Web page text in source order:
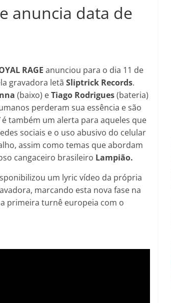
anuncia data de
RAGE anunciou para o dia 11 de
gravadora letã Sliptrick Records.
(baixo) eTiago Rodrigues(bateria)
perderam sua essência e são
é também um alerta para aqueles que
sociais e o uso abusivo do celular
assim como temas que abordam
cangaceiro brasileiro Lampião.
um lyric vídeo da própria
marcando esta nova fase na
primeira turnê europeia com o